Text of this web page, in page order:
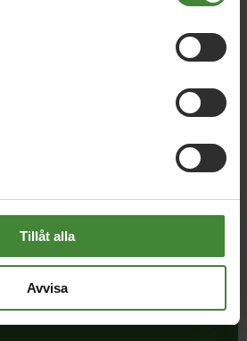
Tillåt alla
Avvisa
Miljöpartiet. Att ett parti satte
då finns bara ett Miljöparti. Och ju
desto mer kan vi uträtta.